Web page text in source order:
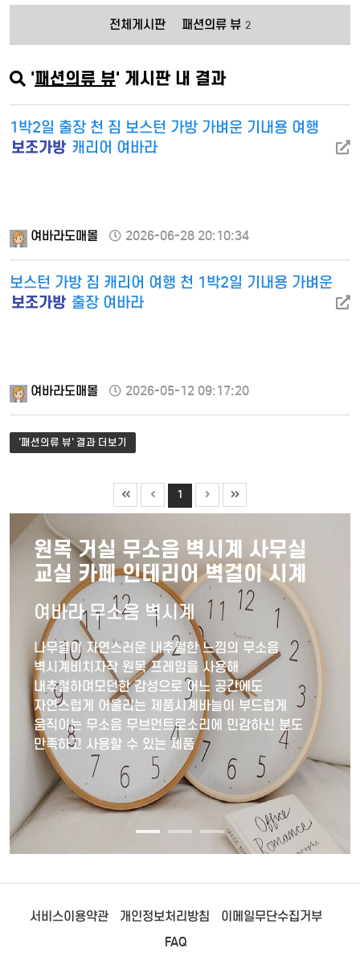
전체게시판 패션의류 뷰 2
'패션의류 뷰' 게시판 내 결과
1박2일 출장 천 짐 보스턴 가방 가벼운 기내용 여행
보조가방 캐리어 여바라
여바라도매몰 2026-06-28 20:10:34
보스턴 가방 짐 캐리어 여행 천 1박2일 기내용 가벼운
보조가방 출장 여바라
여바라도매몰 2026-05-12 09:17:20
'패션의류 뷰' 결과 더보기
1
원목 거실 무소음 벽시계 사무실
교실 카페 인테리어 벽걸이 시계
여바라 무소음 벽시계
나무결이 자연스러운 내추럴한 느낌의 무소음
벽시계비치자작 원목 프레임을 사용해
내추럴하며모던한 감성으로 어느 공간에도
자연스럽게 어울리는 제품시계바늘이 부드럽게
움직이는 무소음 무브먼트로소리에 민감하신 분도
만족하고 사용할 수 있는 제품
서비스이용약관 개인정보처리방침
이메일무단수집거부
FAQ